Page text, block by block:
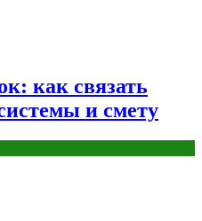
как связать
и смету